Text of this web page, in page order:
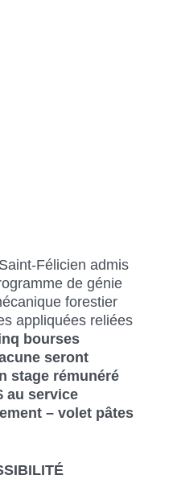
Félicien admis
de génie
forestier
appliquées reliées
bourses
seront
stage rémunéré
au service
– volet pâtes